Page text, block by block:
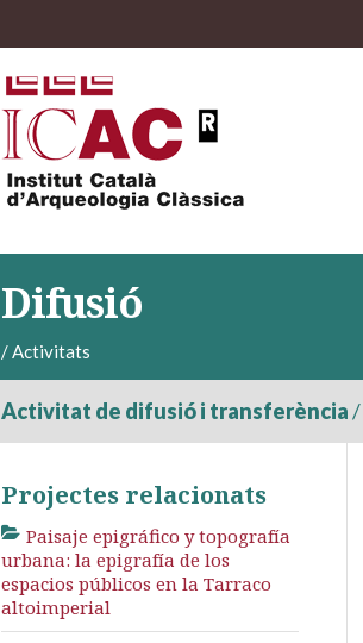
Difusió
/Activitats
Activitat de difusió i transferència/
Projectes relacionats
Paisaje epigráfico y topografía
urbana: la epigrafía de los
espacios públicos en la Tarraco
altoimperial